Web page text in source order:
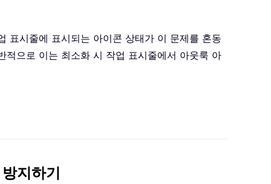
표시줄에 표시되는 아이콘 상태가 이 문제를 혼동
으로 이는 최소화 시 작업 표시줄에서 아웃룩 아
지하기